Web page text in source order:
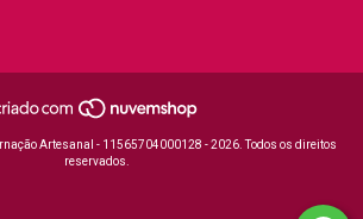
Artesanal - 11565704000128 - 2026. Todos os direitos
reservados.